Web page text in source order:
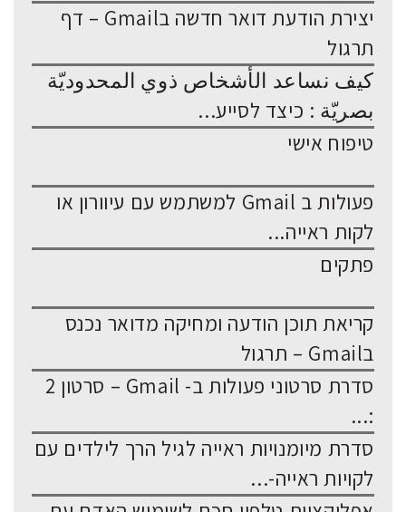
יצירת הודעת דואר חדשה בGmail – דף
תרגול
كيف نساعد الأشخاص ذوي المحدوديّة
بصريّة : כיצד לסייע...
טיפוח אישי
פעולות ב Gmail למשתמש עם עיוורון או
לקות ראייה...
פתקים
קריאת תוכן הודעה ומחיקה מדואר נכנס
בGmail – תרגול
סדרת סרטוני פעולות ב- Gmail – סרטון 2
:...
סדרת מיומנויות ראייה לגיל הרך לילדים עם
לקויות ראייה-...